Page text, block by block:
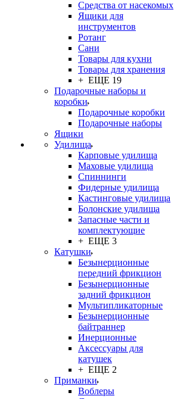
Средства от насекомых
Ящики для
инструментов
Ротанг
Сани
Товары для кухни
Товары для хранения
+ ЕЩЕ 19
Подарочные наборы и
коробки
Подарочные коробки
Подарочные наборы
Ящики
Удилища
Карповые удилища
Маховые удилища
Спиннинги
Фидерные удилища
Кастинговые удилища
Болонские удилища
Запасные части и
комплектующие
+ ЕЩЕ 3
Катушки
Безынерционные
передний фрикцион
Безынерционные
задний фрикцион
Мультипликаторные
Безынерционные
байтраннер
Инерционные
Аксессуары для
катушек
+ ЕЩЕ 2
Приманки
Воблеры